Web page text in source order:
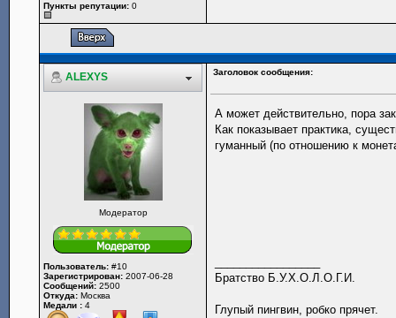
Пункты репутации: 0
ALEXYS Заголовок сообщения:
Модератор
Пользователь: #10
Зарегистрирован: 2007-06-28
Сообщений: 2500
Откуда: Москва
Медали : 4
А может действительно, пора
Как показывает практика,
гуманный (по отношению к
Братство Б.У.Х.О.Л.О.Г.И.
Глупый пингвин, робко прячет.